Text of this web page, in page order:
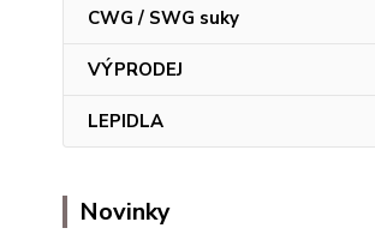
CWG / SWG suky
VÝPRODEJ
LEPIDLA
Novinky